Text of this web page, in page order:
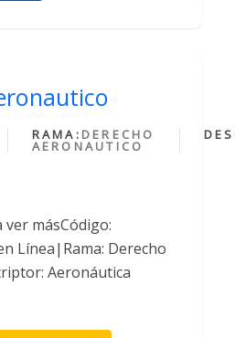
RAMA: DERECHO
AERONAUTICO
másCódigo:
Línea|Rama: Derecho
Aeronáutica